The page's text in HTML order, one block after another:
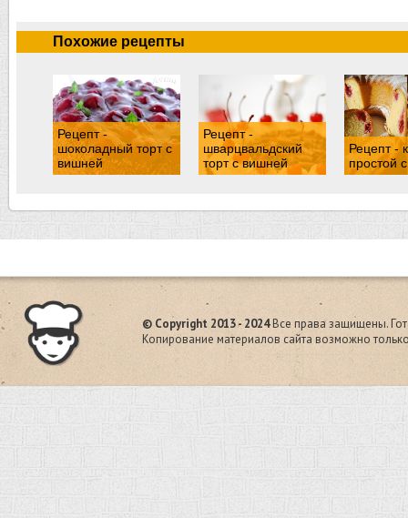
Похожие рецепты
Рецепт -
шоколадный торт с
вишней
Рецепт -
шварцвальдский
торт с вишней
Рецепт -
простой
© Copyright 2013 - 2024Все права защищены.
Копирование материалов сайта возможно